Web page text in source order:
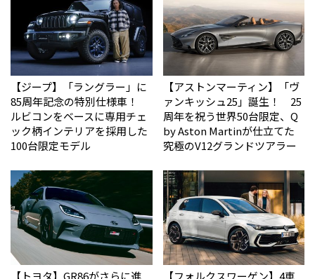
【ジープ】「ラングラー」に
85周年記念の特別仕様車！
ルビコンをベースに専用チェ
ック柄インテリアを採用した
100台限定モデル
【アストンマーティン】「ヴ
ァンキッシュ25」誕生！ 25
周年を祝う世界50台限定、Q
by Aston Martinが仕立てた
究極のV12グランドツアラー